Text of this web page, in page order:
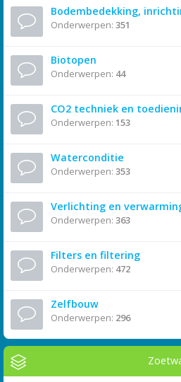
Bodembedekking,
Onderwerpen: 351
Biotopen
Onderwerpen: 44
CO2 techniek en
Onderwerpen: 153
Waterconditie
Onderwerpen: 353
Verlichting en
Onderwerpen: 363
Filters en filtering
Onderwerpen: 472
Zelfbouw
Onderwerpen: 296